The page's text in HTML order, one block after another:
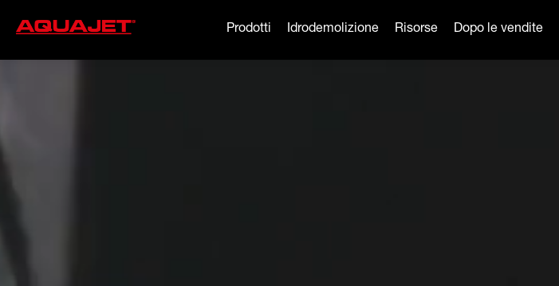
Prodotti Idrodemolizione Risorse Dopo le vendite